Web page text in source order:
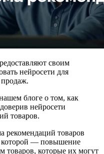
своим
нейросети для
блоге о том, как
нейросети
товаров.
рекомендаций товаров
которой — повышение
товаров, которые их могут